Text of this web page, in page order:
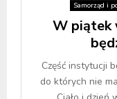
Samorząd i
W piątek
Część instytucji
do których nie